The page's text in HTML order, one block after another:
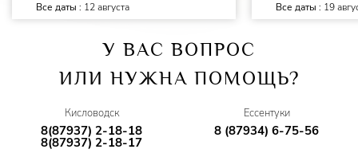
Все даты : 12 августа Все даты : 19
У ВАС ВОПРОС
ИЛИ НУЖНА ПОМОЩЬ?
Кисловодск
8(87937) 2-18-18
8(87937) 2-18-17
Ессентуки
8 (87934) 6-75-56